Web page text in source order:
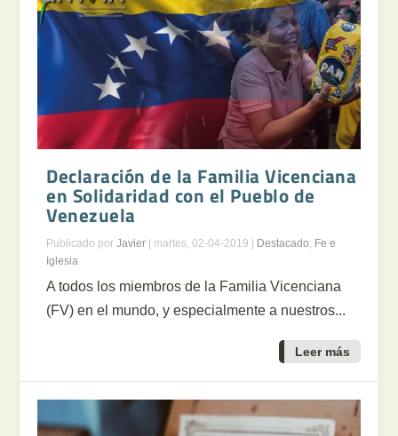
Declaración de la Familia Vicenciana
en Solidaridad con el Pueblo de
Venezuela
Publicado porJavier martes, 02-04-2019 Destacado, Fe e
Iglesia
A todos los miembros de la Familia Vicenciana
(FV) en el mundo, y especialmente a nuestros...
Leer más